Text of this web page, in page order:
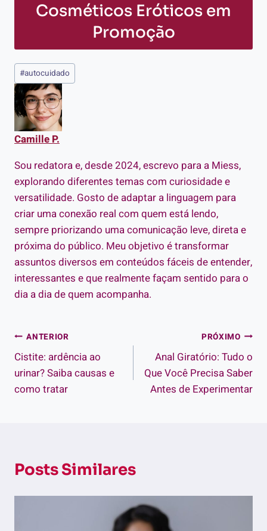
Cosméticos Eróticos em
Promoção
Tags
do
Post:
#autocuidado
Camille P.
Sou redatora e, desde 2024, escrevo para a Miess,
explorando diferentes temas com curiosidade e
versatilidade. Gosto de adaptar a linguagem para
criar uma conexão real com quem está lendo,
sempre priorizando uma comunicação leve, direta e
próxima do público. Meu objetivo é transformar
assuntos diversos em conteúdos fáceis de entender,
interessantes e que realmente façam sentido para o
dia a dia de quem acompanha.
Navegação
de
Post
ANTERIOR
Cistite: ardência ao
urinar? Saiba causas e
como tratar
PRÓXIMO
Anal Giratório: Tudo o
Que Você Precisa Saber
Antes de Experimentar
Posts Similares